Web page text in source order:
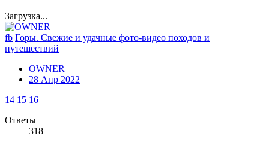
Загрузка...
fb Горы. Свежие и удачные фото-видео походов и
путешествий
OWNER
28 Апр 2022
14 15 16
Ответы
318